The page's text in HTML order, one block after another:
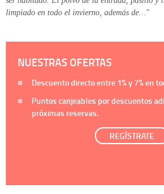
limpiado en todo el invierno, además de…"
NUESTRAS OFERTAS
Descuento directo entre 1%y 7%en
Puntos canjeables por descuentos
próximas reservas.
REGÍSTRATE